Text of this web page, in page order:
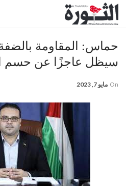
حماس: المقاومة
سيظل عاجزًا عن حسم
On مايو 7, 2023